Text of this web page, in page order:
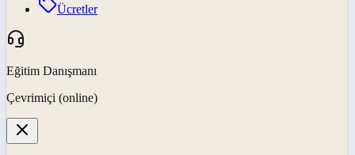
Ücretler
Eğitim Danışmanı
Çevrimiçi (online)